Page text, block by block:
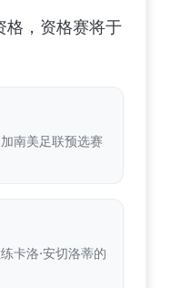
格，资格赛将于
南美足联预选赛
卡洛·安切洛蒂的